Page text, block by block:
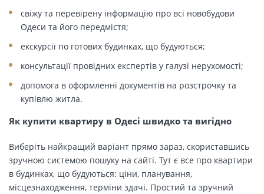
свіжу та перевірену інформацію про всі новобудови
Одеси та його передмістя;
екскурсії по готових будинках, що будуються;
консультації провідних експертів у галузі нерухомості;
допомога в оформленні документів на розстрочку та
купівлю житла.
Як купити квартиру в Одесі швидко та вигідно
Виберіть найкращий варіант прямо зараз, скориставшись
зручною системою пошуку на сайті. Тут є все про квартири
в будинках, що будуються: ціни, планування,
місцезнаходження, терміни здачі. Простий та зручний